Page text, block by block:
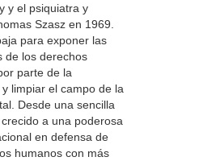
y el psiquiatra y
Szasz en 1969.
para exponer las
de los derechos
parte de la
limpiar el campo de la
Desde una sencilla
a una poderosa
en defensa de
humanos con más